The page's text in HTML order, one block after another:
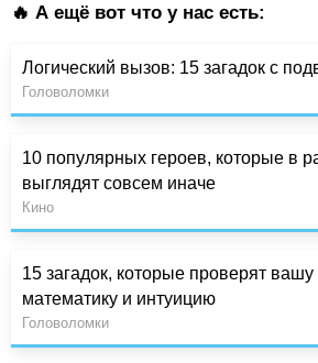
🔥 А ещё вот что у нас есть:
Логический вызов: 15 загадок с
Головоломки
10 популярных героев, которые в
выглядят совсем иначе
Кино
15 загадок, которые проверят вашу
математику и интуицию
Головоломки